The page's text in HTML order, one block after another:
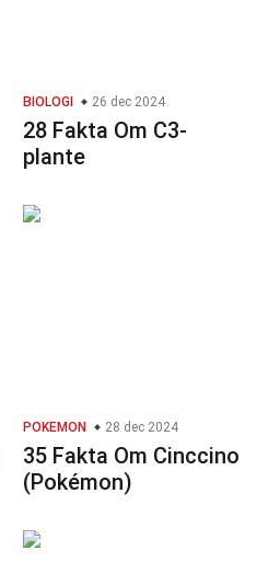
BIOLOGI 26 dec 2024
28 Fakta Om C3-
plante
POKEMON 28 dec 2024
35 Fakta Om Cinccino
(Pokémon)